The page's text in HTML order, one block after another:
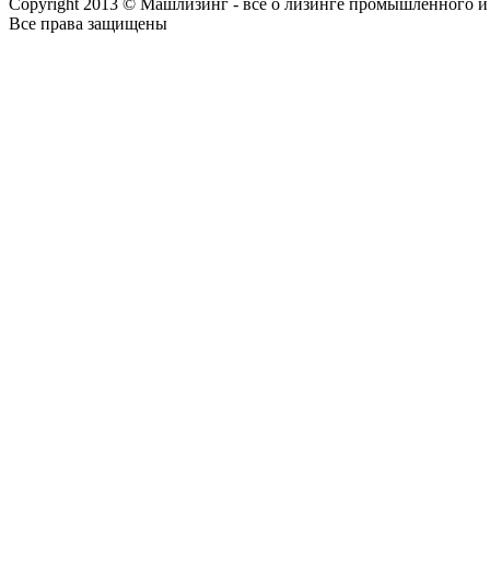
Copyright 2013 © Машлизинг - все о лизинге промышленного и
Все права защищены